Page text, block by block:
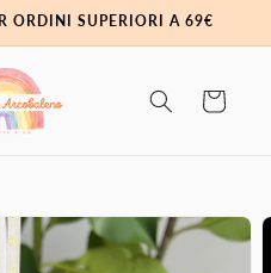
ORDINI SUPERIORI A 69€
Carrello